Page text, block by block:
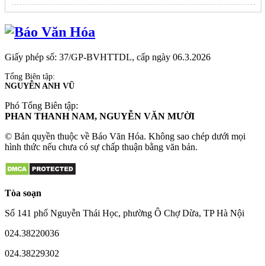
Giấy phép số: 37/GP-BVHTTDL, cấp ngày 06.3.2026
Tổng Biên tập:
NGUYỄN ANH VŨ
Phó Tổng Biên tập:
PHAN THANH NAM, NGUYỄN VĂN MƯỜI
© Bản quyền thuộc về Báo Văn Hóa. Không sao chép dưới mọi
hình thức nếu chưa có sự chấp thuận bằng văn bản.
Tòa soạn
Số 141 phố Nguyễn Thái Học, phường Ô Chợ Dừa, TP Hà Nội
024.38220036
024.38229302